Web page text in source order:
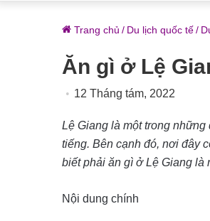
Trang chủ / Du lịch quốc tế/
Ăn gì ở Lệ
12 Tháng tám, 2022
Lệ Giang là một trong
tiếng. Bên cạnh đó, nơi đây
biết phải ăn gì ở Lệ Giang là
Nội dung chính